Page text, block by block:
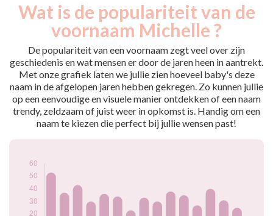
Wat is de populariteit van de
voornaam Michelle ?
De populariteit van een voornaam zegt veel over zijn
geschiedenis en wat mensen er door de jaren heen in aantrekt.
Met onze grafiek laten we jullie zien hoeveel baby's deze
naam in de afgelopen jaren hebben gekregen. Zo kunnen jullie
op een eenvoudige en visuele manier ontdekken of een naam
trendy, zeldzaam of juist weer in opkomst is. Handig om een
naam te kiezen die perfect bij jullie wensen past!
Année
Nouveaux-
nés
2010
53
2011
37
2012
43
2013
30
2014
36
2015
34
23
2019
2020
2021
2022